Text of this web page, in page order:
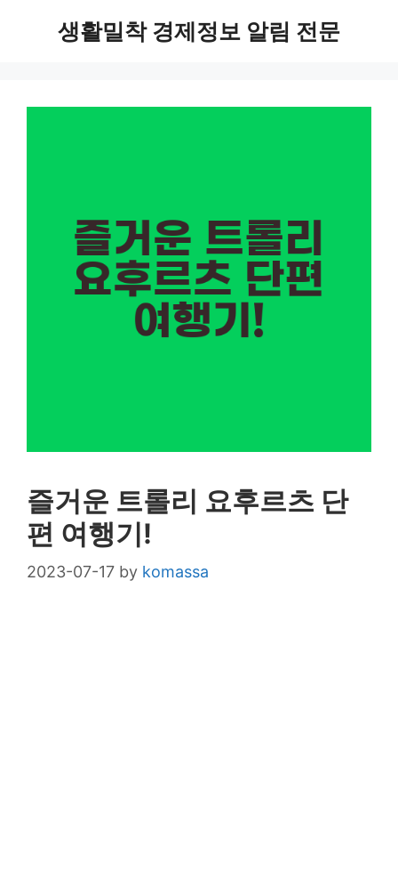
생활밀착 경제정보 알림 전문
즐거운 트롤리 요후르츠 단
편 여행기!
2023-07-17 by komassa